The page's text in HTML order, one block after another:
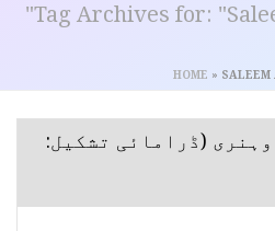
Tag Archives for:
HOME » SALEEM